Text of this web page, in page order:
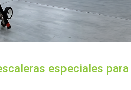
especiales